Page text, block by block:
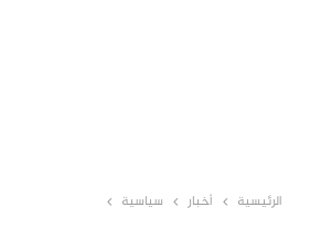
الرئيسية أخبار سياسية